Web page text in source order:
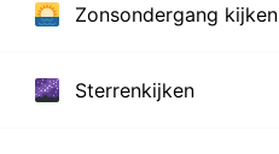
Zonsondergang kijken
Sterrenkijken